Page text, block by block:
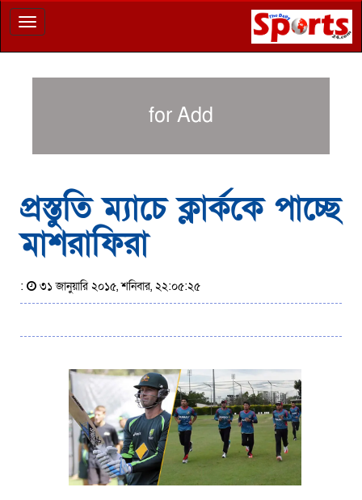
Toggle
navigation
for Add
প্রস্তুতি ম্যাচে ক্লার্ককে পাচ্ছে
মাশরাফিরা
: ৩১ জানুয়ারি ২০১৫, শনিবার, ২২:০৫:২৫